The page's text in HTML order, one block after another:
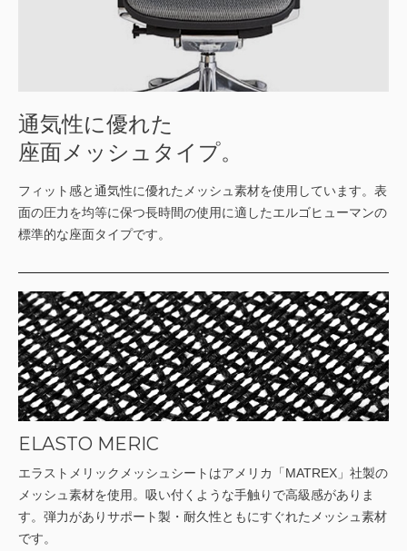
通気性に優れた
座面メッシュタイプ。
フィット感と通気性に優れたメッシュ素材を使用しています。表
面の圧力を均等に保つ長時間の使用に適したエルゴヒューマンの
標準的な座面タイプです。
ELASTO MERIC
エラストメリックメッシュシートはアメリカ「MATREX」社製の
メッシュ素材を使用。吸い付くような手触りで高級感がありま
す。弾力がありサポート製・耐久性ともにすぐれたメッシュ素材
です。